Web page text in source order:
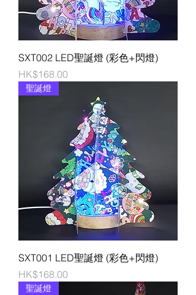
SXT002 LED聖誕燈 (彩色+閃燈)
價格
HK$168.00
聖誕燈
SXT001 LED聖誕燈 (彩色+閃燈)
價格
HK$168.00
聖誕燈